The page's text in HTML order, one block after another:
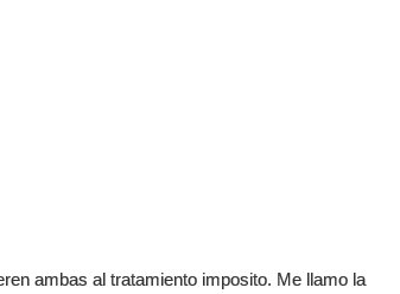
ambas al tratamiento imposito. Me llamo la